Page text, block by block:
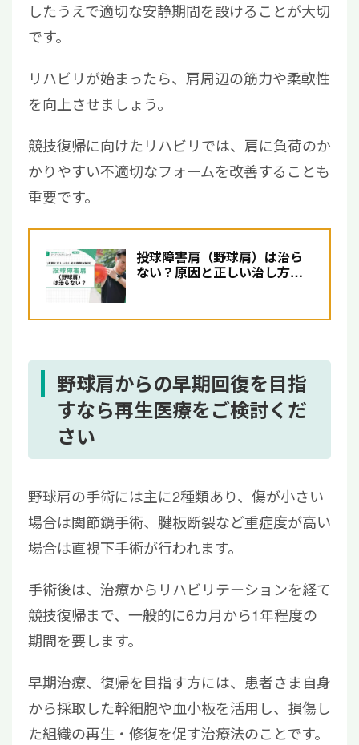
したうえで適切な安静期間を設けることが大切
です。
リハビリが始まったら、肩周辺の筋力や柔軟性
を向上させましょう。
競技復帰に向けたリハビリでは、肩に負荷のか
かりやすい不適切なフォームを改善することも
重要です。
投球障害肩（野球肩）は治ら
ない？原因と正しい治し方を
野球肩からの早期回復を目指
すなら再生医療をご検討くだ
さい
野球肩の手術には主に2種類あり、傷が小さい
場合は関節鏡手術、腱板断裂など重症度が高い
場合は直視下手術が行われます。
手術後は、治療からリハビリテーションを経て
競技復帰まで、一般的に6カ月から1年程度の
期間を要します。
早期治療、復帰を目指す方には、患者さま自身
から採取した幹細胞や血小板を活用し、損傷し
た組織の再生・修復を促す治療法のことです。